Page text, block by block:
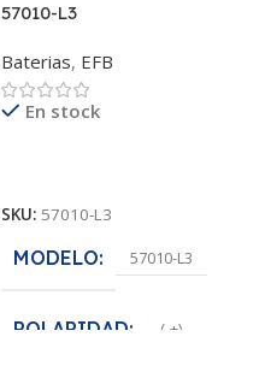
57010-L3
Baterias, EFB
En stock
SKU: 57010-L3
MODELO 57010-L3
POLARIDAD (-+)